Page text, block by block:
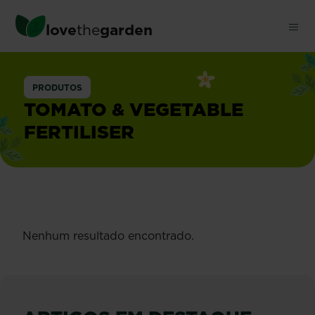
conteúdo
principallovethegarden
Tomates,
vegetais
e
PRODUTOS
TOMATO & VEGETABLE
FERTILISER
Nenhum resultado encontrado.